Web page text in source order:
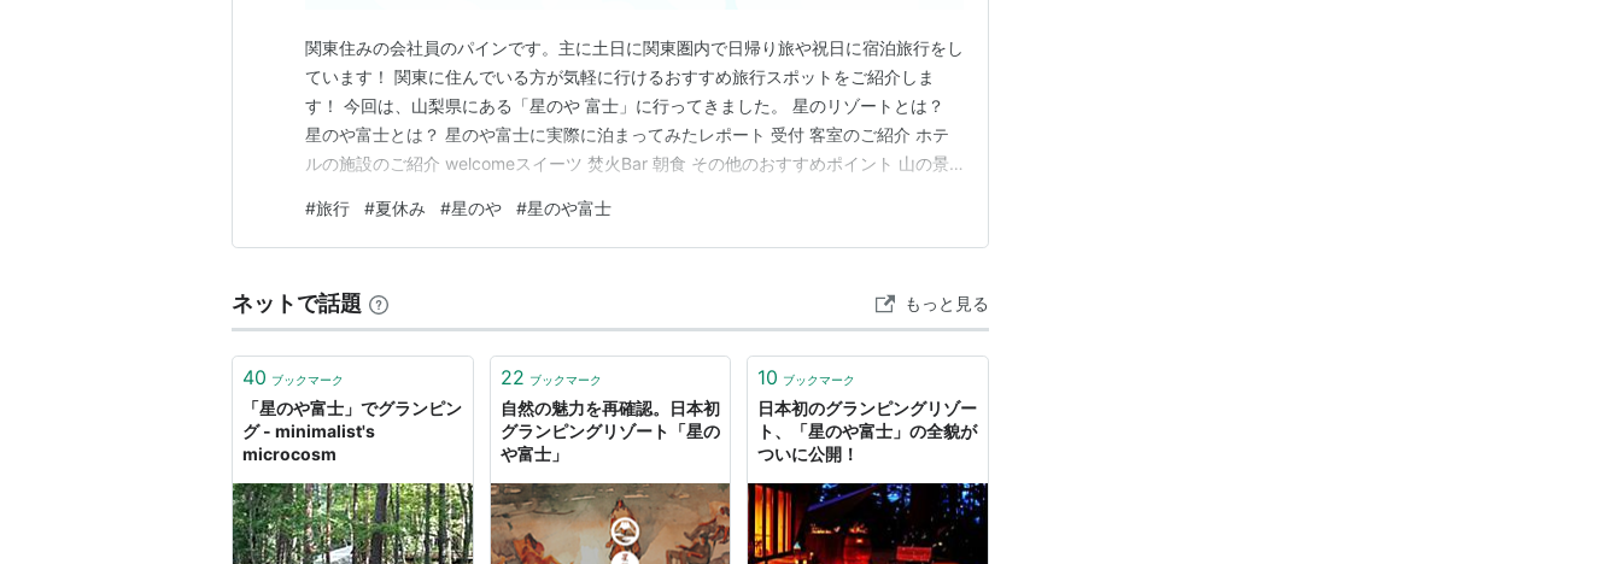
関東住みの会社員のパインです。主に土日に関東圏内で日帰り旅や祝日に宿泊旅行をし
ています！ 関東に住んでいる方が気軽に行けるおすすめ旅行スポットをご紹介しま
す！ 今回は、山梨県にある「星のや 富士」に行ってきました。 星のリゾートとは？
星のや富士とは？ 星のや富士に実際に泊まってみたレポート 受付 客室のご紹介 ホテ
ルの施設のご紹介 welcomeスイーツ 焚火Bar 朝食 その他のおすすめポイント 山の景
109年目を向かえる総合リゾート運営会社です。星のリゾートには、「星のや」「界」
「リゾナーレ」「OMO/B…
#旅行 #夏休み #星のや #星のや富士
ネットで話題 もっと見る
40 ブックマーク
「星のや富士」でグランピン
グ - minimalist's
microcosm
22 ブックマーク
自然の魅力を再確認。日本初
グランピングリゾート「星の
や富士」
10 ブックマーク
日本初のグランピングリゾー
ト、「星のや富士」の全貌が
ついに公開！